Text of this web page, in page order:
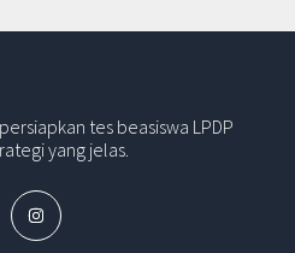
tes beasiswa LPDP
yang jelas.